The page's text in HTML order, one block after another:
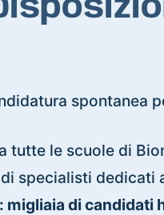
spontanea
tutte le scuole di
specialisti dedicati
migliaia di candidati